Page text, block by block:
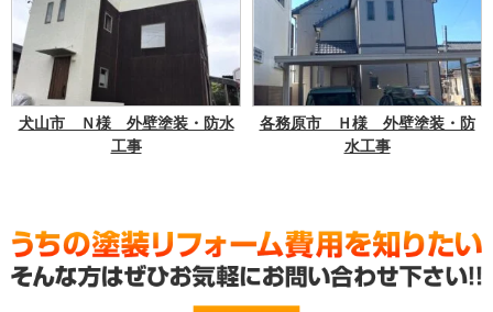
犬山市 Ｎ様 外壁塗装・防水
工事
各務原市 Ｈ様 外壁塗装・防
水工事